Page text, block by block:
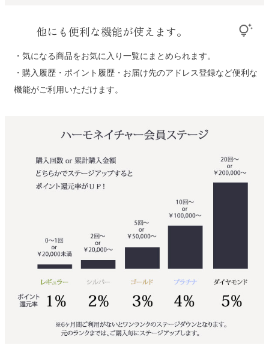
他にも便利な機能が使えます。 tips_and_updates
・気になる商品をお気に入り一覧にまとめられます。
・購入履歴・ポイント履歴・お届け先のアドレス登録など便利な
機能がご利用いただけます。